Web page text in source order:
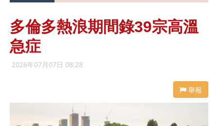
多倫多熱浪期間錄39宗高溫
急症
2026年07月07日 08:28
舉報